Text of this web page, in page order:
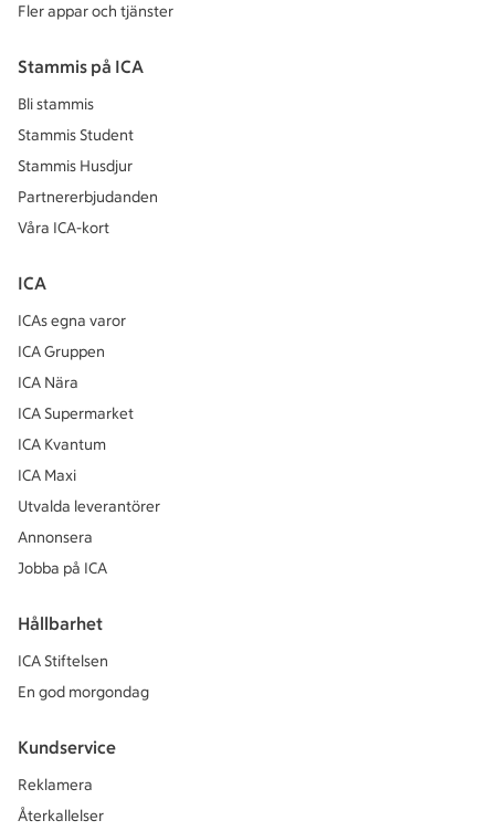
Fler appar och tjänster
Stammis på ICA
Bli stammis
Stammis Student
Stammis Husdjur
Partnererbjudanden
Våra ICA-kort
ICA
ICAs egna varor
ICA Gruppen
ICA Nära
ICA Supermarket
ICA Kvantum
ICA Maxi
Utvalda leverantörer
Annonsera
Jobba på ICA
Hållbarhet
ICA Stiftelsen
En god morgondag
Kundservice
Reklamera
Återkallelser